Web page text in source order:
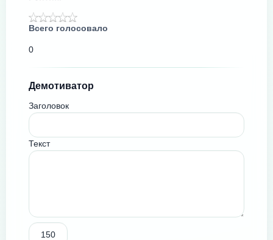
Всего голосовало
0
Демотиватор
Заголовок
Текст